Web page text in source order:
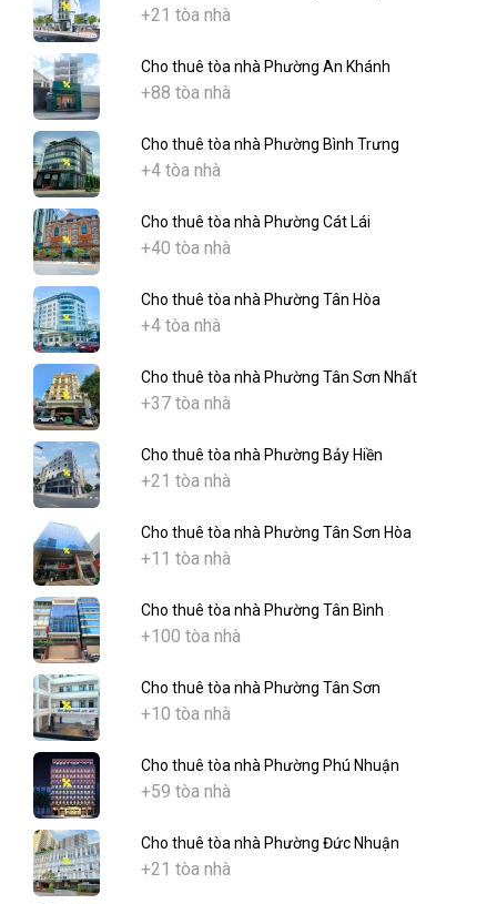
+21 tòa nhà
Cho thuê tòa nhà Phường An Khánh
+88 tòa nhà
Cho thuê tòa nhà Phường Bình Trưng
+4 tòa nhà
Cho thuê tòa nhà Phường Cát Lái
+40 tòa nhà
Cho thuê tòa nhà Phường Tân Hòa
+4 tòa nhà
Cho thuê tòa nhà Phường Tân Sơn Nhất
+37 tòa nhà
Cho thuê tòa nhà Phường Bảy Hiền
+21 tòa nhà
Cho thuê tòa nhà Phường Tân Sơn Hòa
+11 tòa nhà
Cho thuê tòa nhà Phường Tân Bình
+100 tòa nhà
Cho thuê tòa nhà Phường Tân Sơn
+10 tòa nhà
Cho thuê tòa nhà Phường Phú Nhuận
+59 tòa nhà
Cho thuê tòa nhà Phường Đức Nhuận
+21 tòa nhà